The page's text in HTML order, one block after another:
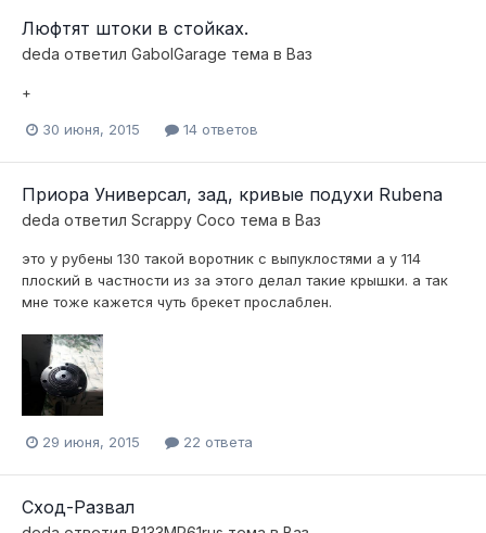
Люфтят штоки в стойках.
deda ответил GabolGarage тема в Ваз
+
30 июня, 2015 14 ответов
Приора Универсал, зад, кривые подухи Rubena
deda ответил Scrappy Coco тема в Ваз
это у рубены 130 такой воротник с выпуклостями а у 114
плоский в частности из за этого делал такие крышки. а так
мне тоже кажется чуть брекет прослаблен.
29 июня, 2015 22 ответа
Сход-Развал